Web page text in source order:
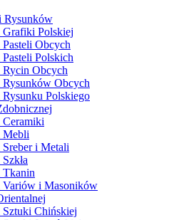
Rysunków
Polskiej
Obcych
Polskich
Obcych
Obcych
Polskiego
Mebli
i Metali
Variów i Masoników
Chińskiej